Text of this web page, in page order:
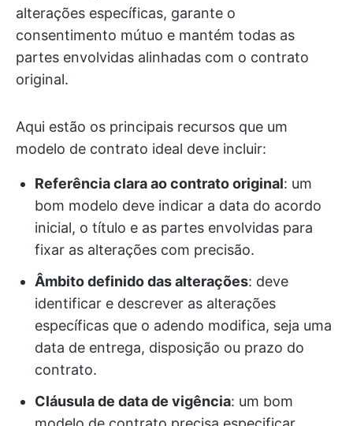
alterações específicas, garante o
consentimento mútuo e mantém todas as
partes envolvidas alinhadas com o contrato
original.
Aqui estão os principais recursos que um
modelo de contrato ideal deve incluir:
Referência clara ao contrato original: um
bom modelo deve indicar a data do acordo
inicial, o título e as partes envolvidas para
fixar as alterações com precisão.
Âmbito definido das alterações: deve
identificar e descrever as alterações
específicas que o adendo modifica, seja uma
data de entrega, disposição ou prazo do
contrato.
Cláusula de data de vigência: um bom